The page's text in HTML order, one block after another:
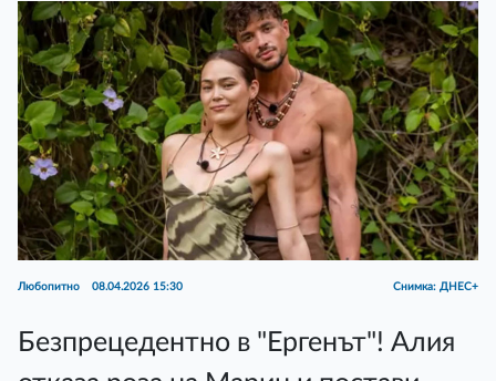
Любопитно 08.04.2026 15:30 Снимка: ДНЕС+
Безпрецедентно в "Ергенът"! Алия